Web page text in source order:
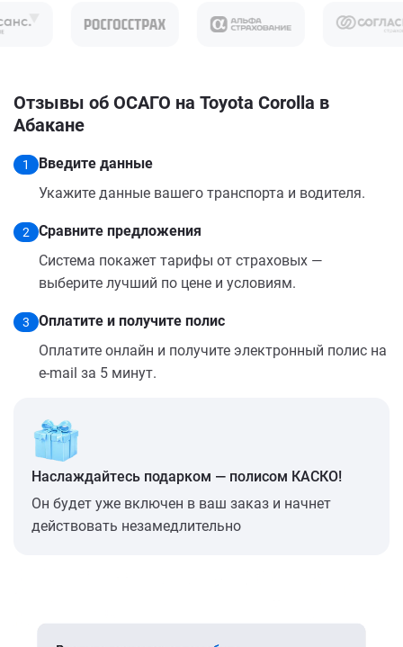
Отзывы об ОСАГО на Toyota Corolla в
Абакане
1
Введите данные
Укажите данные вашего транспорта и водителя.
2
Сравните предложения
Система покажет тарифы от страховых —
выберите лучший по цене и условиям.
3
Оплатите и получите полис
Оплатите онлайн и получите электронный полис на
e-mail за 5 минут.
Наслаждайтесь подарком — полисом КАСКО!
Он будет уже включен в ваш заказ и начнет
действовать незамедлительно